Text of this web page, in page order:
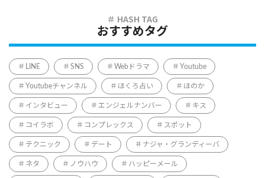
おすすめタグ
LINE SNS Webドラマ Youtube
Youtubeチャンネル ほくろ占い ほのか
インタビュー エンジェルナンバー キス
コイラボ コンプレックス スポット
テクニック デート ナジャ・グランディーバ
ネタ ノウハウ ハッピーメール